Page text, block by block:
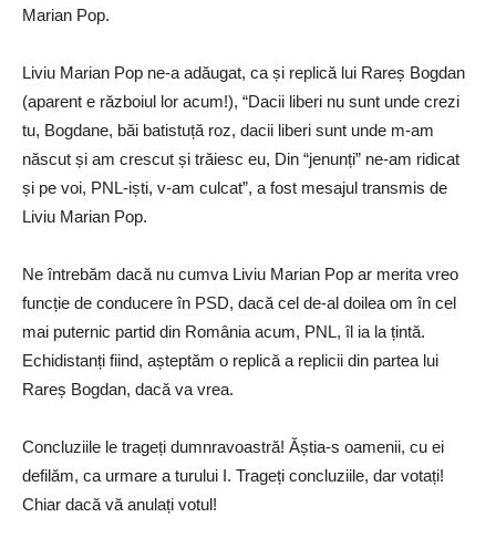
Marian Pop.
Liviu Marian Pop ne-a adăugat, ca și replică lui Rareș Bogdan
(aparent e războiul lor acum!), “Dacii liberi nu sunt unde crezi
tu, Bogdane, băi batistuță roz, dacii liberi sunt unde m-am
născut și am crescut și trăiesc eu, Din “jenunți” ne-am ridicat
și pe voi, PNL-iști, v-am culcat”, a fost mesajul transmis de
Liviu Marian Pop.
Ne întrebăm dacă nu cumva Liviu Marian Pop ar merita vreo
funcție de conducere în PSD, dacă cel de-al doilea om în cel
mai puternic partid din România acum, PNL, îl ia la țintă.
Echidistanți fiind, așteptăm o replică a replicii din partea lui
Rareș Bogdan, dacă va vrea.
Concluziile le trageți dumnravoastră! Ăștia-s oamenii, cu ei
defilăm, ca urmare a turului I. Trageți concluziile, dar votați!
Chiar dacă vă anulați votul!